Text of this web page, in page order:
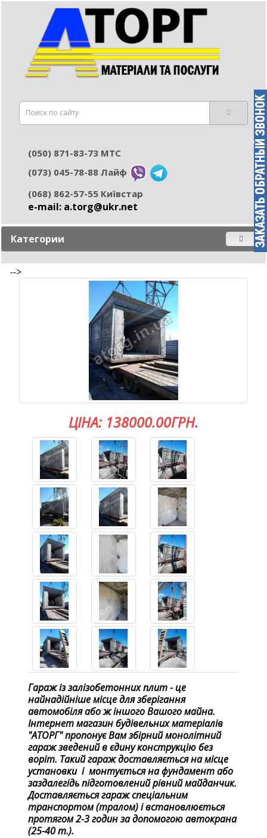
(050) 871-83-73 МТС
(073) 045-78-88 Лайф
(068) 862-57-55 Київстар
e-mail: а.torg@ukr.net
Категории
-->
ЦІНА: 138000.00ГРН.
Гараж із залізобетонних плит - це
найнадійніше місце для зберігання
автомобіля або ж іншого Вашого майна.
Інтернет магазин будівельних матеріалів
"АТОРГ" пропонує Вам збірний монолітний
гараж зведений в єдину конструкцію без
воріт. Такий гараж доставляється на місце
установки і монтується на фундамент або
заздалегідь підготовлений рівний майданчик.
Доставляється гараж спеціальним
транспортом (тралом) і встановлюється
протягом 2-3 годин за допомогою автокрана
(25-40 т.).